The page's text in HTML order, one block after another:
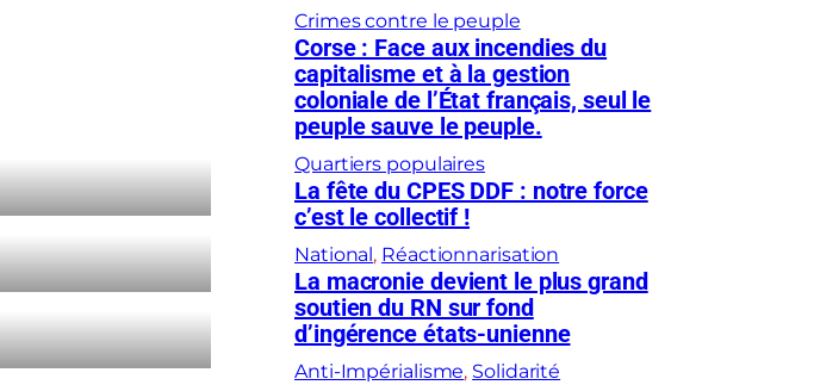
Crimes contre le peuple
Corse : Face aux incendies du
capitalisme et à la gestion
coloniale de l’État français, seul le
peuple sauve le peuple.
Quartiers populaires
La fête du CPES DDF : notre force
c’est le collectif !
National, Réactionnarisation
La macronie devient le plus grand
soutien du RN sur fond
d’ingérence états-unienne
Anti-Impérialisme, Solidarité